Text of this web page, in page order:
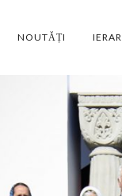
NOUTĂȚI